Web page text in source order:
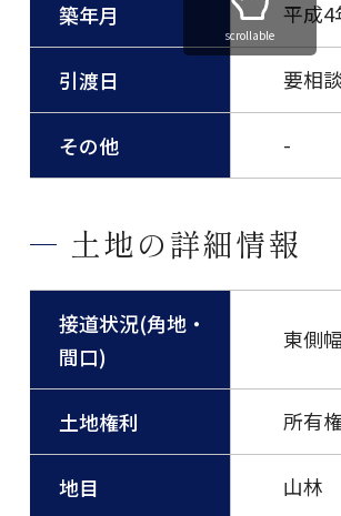
築年月 平成4
引渡日 要相
その他 -
scrollable
土地の詳細情報
接道状況(角地・
間口)
東側
土地権利 所有
地目 山林